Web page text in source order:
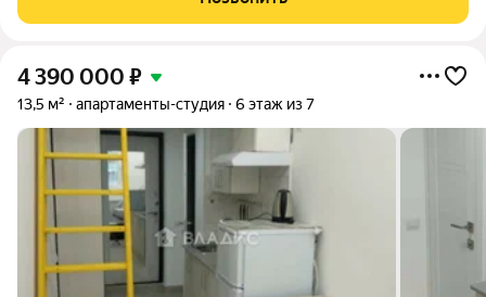
квартире: Cтудия
4 390 000 ₽
13,5 м² апартаменты-студия 6 этаж из 7